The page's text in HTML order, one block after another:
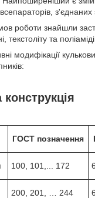
з'єднаних
роботи знайшли
текстоліту та
модифікації
ГОСТ позначення
100, 101,... 172
200, 201, … 244